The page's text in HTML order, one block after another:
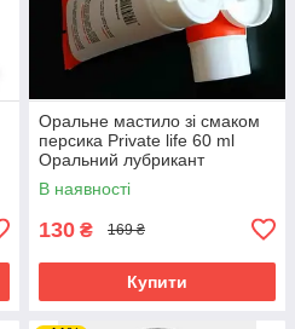
Оральне мастило зі смаком
персика Private life 60 ml
Оральний лубрикант
(Інтимне мастило для
орального сексу)
В наявності
130 ₴ 169 ₴
Купити